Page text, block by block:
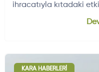
ihracatıyla kıtadaki
KARA HABERLERI